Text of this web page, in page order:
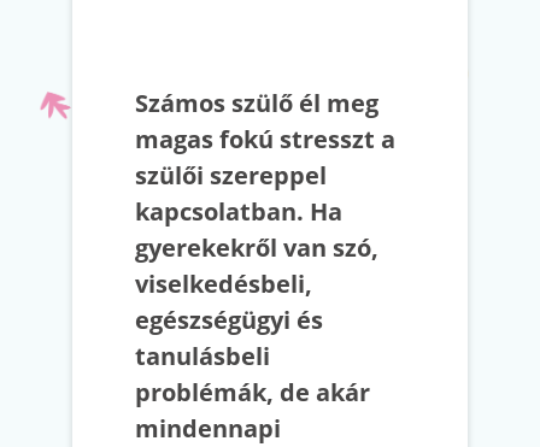
Számos szülő él meg
magas fokú stresszt a
szülői szereppel
kapcsolatban. Ha
gyerekekről van szó,
viselkedésbeli,
egészségügyi és
tanulásbeli
problémák, de akár
mindennapi